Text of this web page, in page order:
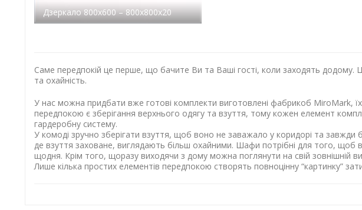
Дзеркало 800х600 – 800x800x20
Саме передпокій це перше, що бачите Ви та Ваші гості, коли заходять
та охайність.
У нас можна придбати вже готові комплекти виготовлені фабрикоб
передпокою є зберігання верхнього одягу та взуття, тому кожен елемент
гардеробну систему.
У комоді зручно зберігати взуття, щоб воно не заважало у коридорі та завжди
де взуття заховане, виглядають більш охайними. Шафи потрібні для того, щоб
щодня. Крім того, щоразу виходячи з дому можна поглянути на свій зовнішній
Лише кілька простих елементів передпокою створять повноцінну “картинку”